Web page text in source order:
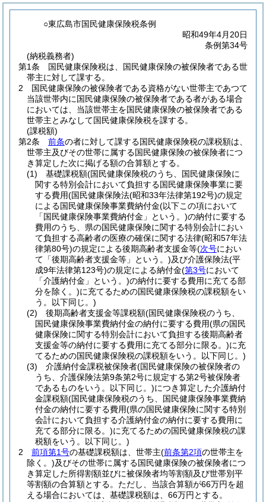
○東広島市国民健康保険税条例
昭和49年4月20日
条例第34号
(納税義務者)
第1条
国民健康保険税は、国民健康保険の被保険者である世
帯主に対して課する。
2
国民健康保険の被保険者である資格がない世帯主であつて
当該世帯内に国民健康保険の被保険者である者がある場合
においては、当該世帯主を国民健康保険の被保険者である
世帯主とみなして国民健康保険税を課する。
(課税額)
第2条
前条の者に対して課する国民健康保険税の課税額は、
世帯主及びその世帯に属する国民健康保険の被保険者につ
き算定した次に掲げる額の合算額とする。
(1)
基礎課税額(国民健康保険税のうち、国民健康保険に
関する特別会計において負担する国民健康保険事業に要
する費用(国民健康保険法(昭和33年法律第192号)の規定
による国民健康保険事業費納付金(以下この項において
「国民健康保険事業費納付金」という。)の納付に要する
費用のうち、県の国民健康保険に関する特別会計におい
て負担する高齢者の医療の確保に関する法律(昭和57年法
律第80号)の規定による後期高齢者支援金等(次号におい
て「後期高齢者支援金等」という。)及び介護保険法(平
成9年法律第123号)の規定による納付金(第3号において
「介護納付金」という。)の納付に要する費用に充てる部
分を除く。)に充てるための国民健康保険税の課税額をい
う。以下同じ。)
(2)
後期高齢者支援金等課税額(国民健康保険税のうち、
国民健康保険事業費納付金の納付に要する費用(県の国民
健康保険に関する特別会計において負担する後期高齢者
支援金等の納付に要する費用に充てる部分に限る。)に充
てるための国民健康保険税の課税額をいう。以下同じ。)
(3)
介護納付金課税被保険者(国民健康保険の被保険者の
うち、介護保険法第9条第2号に規定する第2号被保険者
であるものをいう。以下同じ。)につき算定した介護納付
金課税額(国民健康保険税のうち、国民健康保険事業費納
付金の納付に要する費用(県の国民健康保険に関する特別
会計において負担する介護納付金の納付に要する費用に
充てる部分に限る。)に充てるための国民健康保険税の課
税額をいう。以下同じ。)
2
前項第1号の基礎課税額は、世帯主(前条第2項の世帯主を
除く。)及びその世帯に属する国民健康保険の被保険者につ
き算定した所得割額並びに被保険者均等割額及び世帯別平
等割額の合算額とする。 ただし、当該合算額が66万円を超
える場合においては、基礎課税額は、66万円とする。